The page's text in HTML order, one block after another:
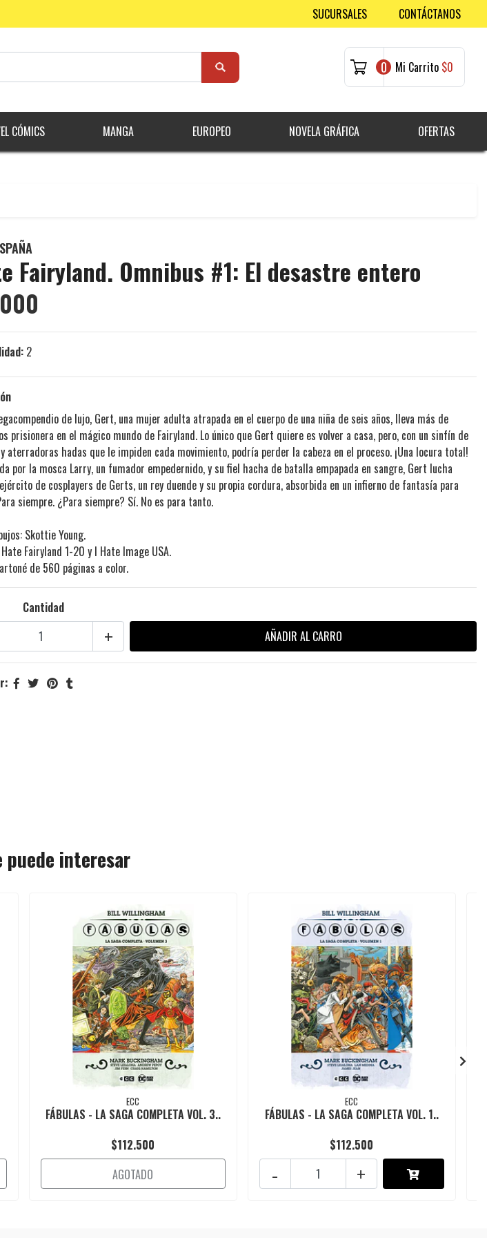
SUCURSALES CONTÁCTANOS
0 Mi Carrito $0
CÓMICS MANGA EUROPEO NOVELA GRÁFICA OFERTAS
Fairyland. Omnibus #1: El desastre entero
2
de lujo, Gert, una mujer adulta atrapada en el cuerpo de una niña de seis años, lleva más de
prisionera en el mágico mundo de Fairyland. Lo único que Gert quiere es volver a casa, pero, con un sinfín de
aterradoras hadas que le impiden cada movimiento, podría perder la cabeza en el proceso. ¡Una locura total!
por la mosca Larry, un fumador empedernido, y su fiel hacha de batalla empapada en sangre, Gert lucha
de cosplayers de Gerts, un rey duende y su propia cordura, absorbida en un infierno de fantasía para
siempre. ¿Para siempre? Sí. No es para tanto.
Skottie Young.
Fairyland 1-20 y I Hate Image USA.
de 560 páginas a color.
Cantidad
+
puede interesar
ECC
FÁBULAS - LA SAGA COMPLETA VOL. 3..
$112.500
AGOTADO
ECC
FÁBULAS - LA SAGA COMPLETA VOL. 1..
$112.500
+
-